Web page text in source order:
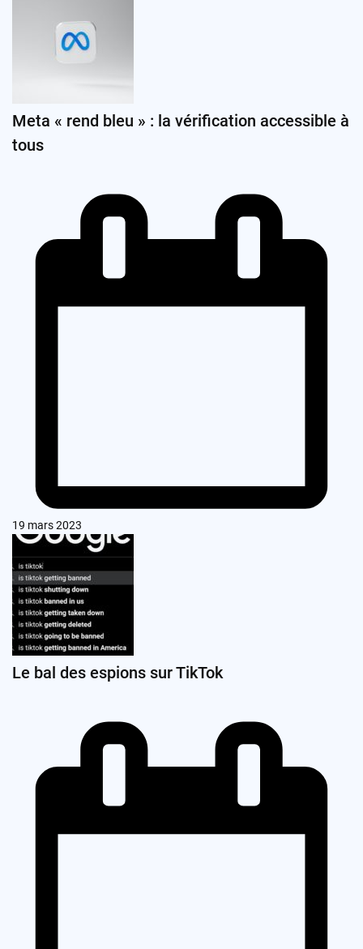
Meta « rend bleu » : la vérification accessible à
tous
19 mars 2023
Le bal des espions sur TikTok